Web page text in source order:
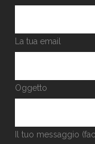
La tua email
Oggetto
Il tuo messaggio